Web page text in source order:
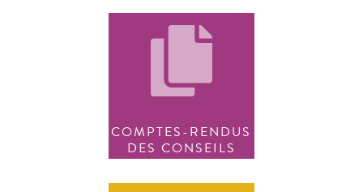
COMPTES-RENDUS
DES CONSEILS